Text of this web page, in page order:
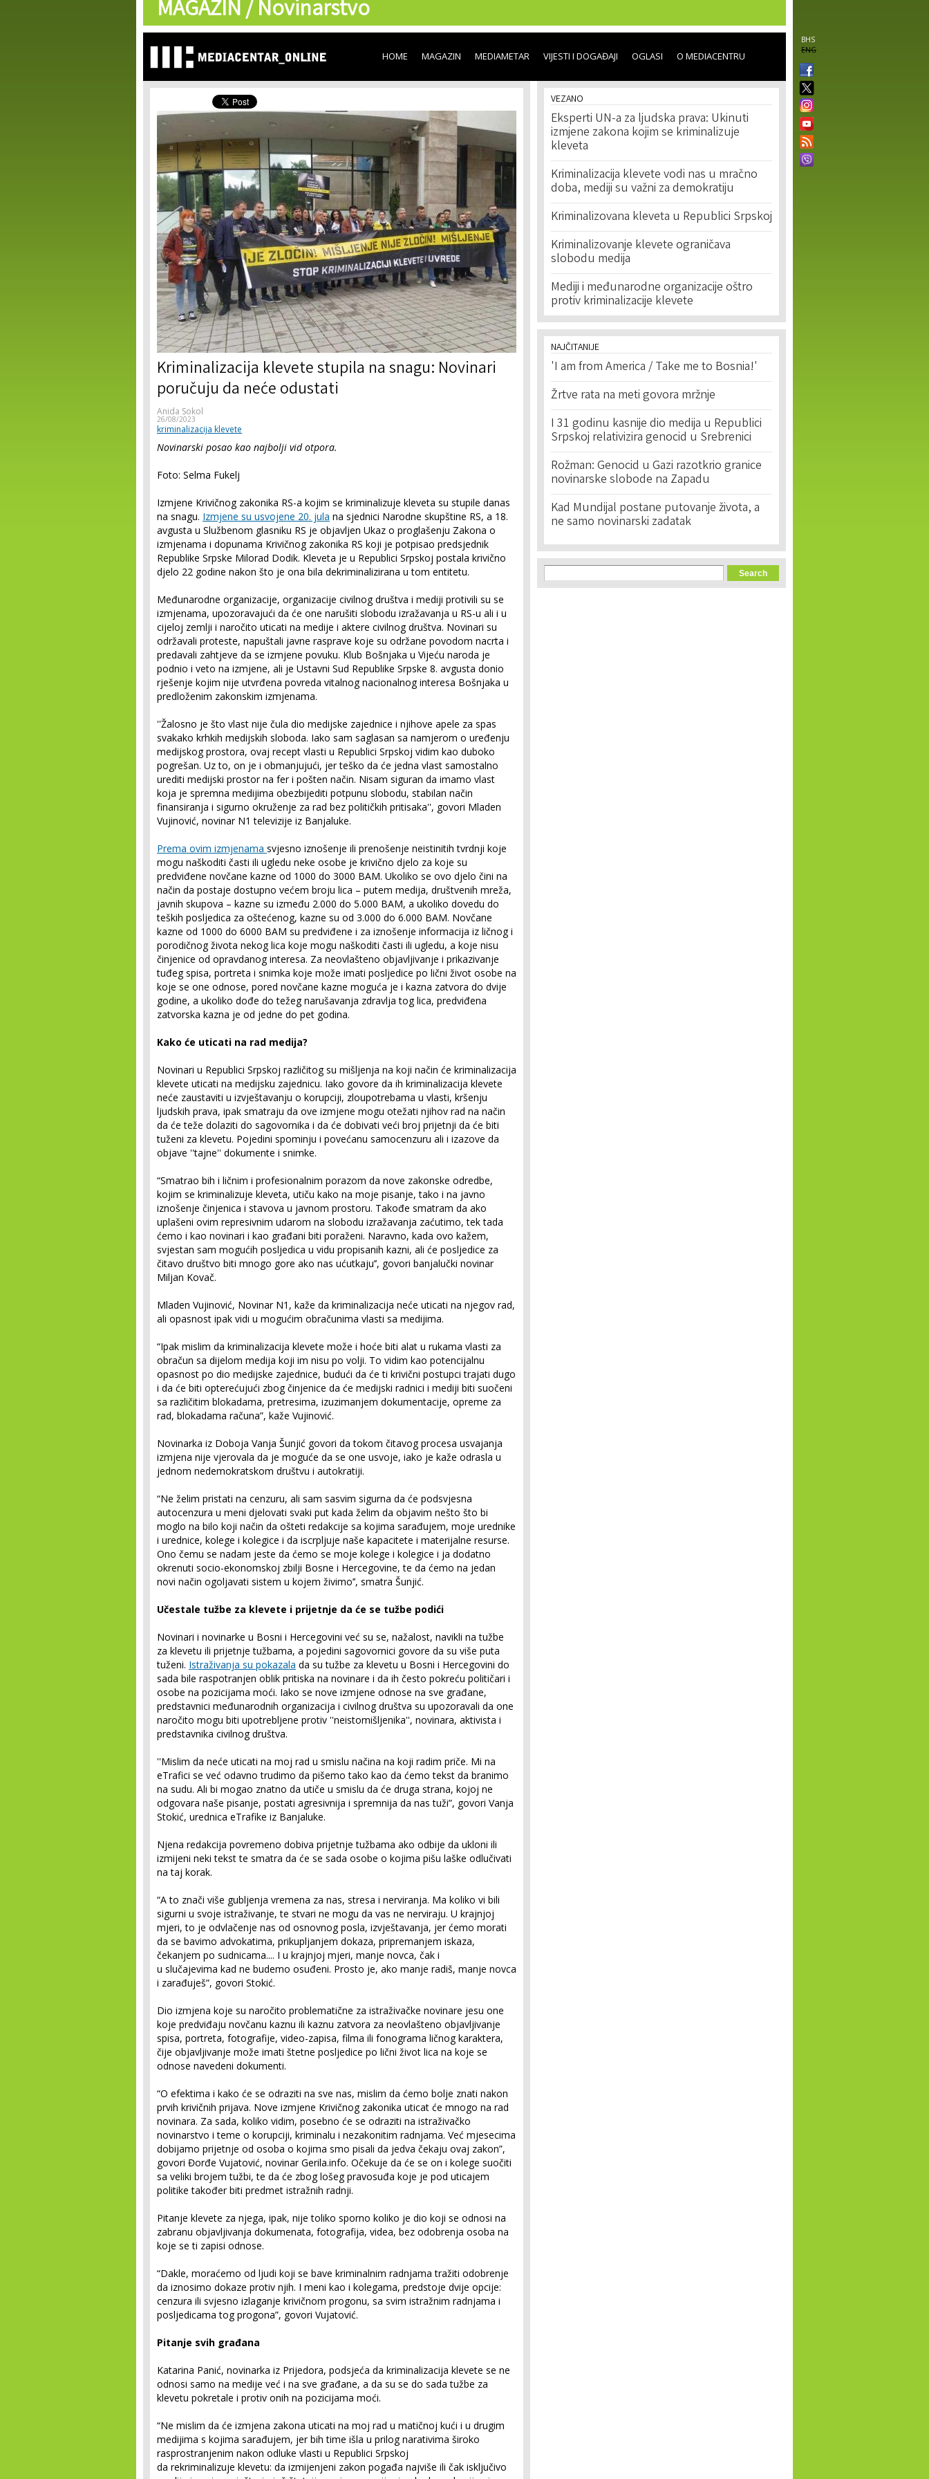
content
MAGAZIN /Novinarstvo
BHS
ENG
HOME MAGAZIN MEDIAMETAR VIJESTI I DOGAĐAJI OGLASI O MEDIACENTRU
Kriminalizacija klevete stupila na snagu: Novinari
poručuju da neće odustati
Anida Sokol
26/08/2023
kriminalizacija klevete
Novinarski posao kao najbolji vid otpora.
Foto: Selma Fukelj
Izmjene Krivičnog zakonika RS-a kojim se kriminalizuje kleveta su stupile danas
na snagu. Izmjene su usvojene 20. jula na sjednici Narodne skupštine RS, a 18.
avgusta u Službenom glasniku RS je objavljen Ukaz o proglašenju Zakona o
izmjenama i dopunama Krivičnog zakonika RS koji je potpisao predsjednik
Republike Srpske Milorad Dodik. Kleveta je u Republici Srpskoj postala krivično
djelo 22 godine nakon što je ona bila dekriminalizirana u tom entitetu.
Međunarodne organizacije, organizacije civilnog društva i mediji protivili su se
izmjenama, upozoravajući da će one narušiti slobodu izražavanja u RS-u ali i u
cijeloj zemlji i naročito uticati na medije i aktere civilnog društva. Novinari su
održavali proteste, napuštali javne rasprave koje su održane povodom nacrta i
predavali zahtjeve da se izmjene povuku. Klub Bošnjaka u Vijeću naroda je
podnio i veto na izmjene, ali je Ustavni Sud Republike Srpske 8. avgusta donio
rješenje kojim nije utvrđena povreda vitalnog nacionalnog interesa Bošnjaka u
predloženim zakonskim izmjenama.
''Žalosno je što vlast nije čula dio medijske zajednice i njihove apele za spas
svakako krhkih medijskih sloboda. Iako sam saglasan sa namjerom o uređenju
medijskog prostora, ovaj recept vlasti u Republici Srpskoj vidim kao duboko
pogrešan. Uz to, on je i obmanjujući, jer teško da će jedna vlast samostalno
urediti medijski prostor na fer i pošten način. Nisam siguran da imamo vlast
koja je spremna medijima obezbijediti potpunu slobodu, stabilan način
finansiranja i sigurno okruženje za rad bez političkih pritisaka'', govori Mladen
Vujinović, novinar N1 televizije iz Banjaluke.
Prema ovim izmjenama svjesno iznošenje ili prenošenje neistinitih tvrdnji koje
mogu naškoditi časti ili ugledu neke osobe je krivično djelo za koje su
predviđene novčane kazne od 1000 do 3000 BAM. Ukoliko se ovo djelo čini na
način da postaje dostupno većem broju lica – putem medija, društvenih mreža,
javnih skupova – kazne su između 2.000 do 5.000 BAM, a ukoliko dovedu do
teških posljedica za oštećenog, kazne su od 3.000 do 6.000 BAM. Novčane
kazne od 1000 do 6000 BAM su predviđene i za iznošenje informacija iz ličnog i
porodičnog života nekog lica koje mogu naškoditi časti ili ugledu, a koje nisu
činjenice od opravdanog interesa. Za neovlašteno objavljivanje i prikazivanje
tuđeg spisa, portreta i snimka koje može imati posljedice po lični život osobe na
koje se one odnose, pored novčane kazne moguća je i kazna zatvora do dvije
godine, a ukoliko dođe do težeg narušavanja zdravlja tog lica, predviđena
zatvorska kazna je od jedne do pet godina.
Kako će uticati na rad medija?
Novinari u Republici Srpskoj različitog su mišljenja na koji način će kriminalizacija
klevete uticati na medijsku zajednicu. Iako govore da ih kriminalizacija klevete
neće zaustaviti u izvještavanju o korupciji, zloupotrebama u vlasti, kršenju
ljudskih prava, ipak smatraju da ove izmjene mogu otežati njihov rad na način
da će teže dolaziti do sagovornika i da će dobivati veći broj prijetnji da će biti
tuženi za klevetu. Pojedini spominju i povećanu samocenzuru ali i izazove da
objave ''tajne'' dokumente i snimke.
“Smatrao bih i ličnim i profesionalnim porazom da nove zakonske odredbe,
kojim se kriminalizuje kleveta, utiču kako na moje pisanje, tako i na javno
iznošenje činjenica i stavova u javnom prostoru. Takođe smatram da ako
uplašeni ovim represivnim udarom na slobodu izražavanja zaćutimo, tek tada
ćemo i kao novinari i kao građani biti poraženi. Naravno, kada ovo kažem,
svjestan sam mogućih posljedica u vidu propisanih kazni, ali će posljedice za
čitavo društvo biti mnogo gore ako nas ućutkaju’’, govori banjalučki novinar
Miljan Kovač.
Mladen Vujinović, Novinar N1, kaže da kriminalizacija neće uticati na njegov rad,
ali opasnost ipak vidi u mogućim obračunima vlasti sa medijima.
“Ipak mislim da kriminalizacija klevete može i hoće biti alat u rukama vlasti za
obračun sa dijelom medija koji im nisu po volji. To vidim kao potencijalnu
opasnost po dio medijske zajednice, budući da će ti krivični postupci trajati dugo
i da će biti opterećujući zbog činjenice da će medijski radnici i mediji biti suočeni
sa različitim blokadama, pretresima, izuzimanjem dokumentacije, opreme za
rad, blokadama računa”, kaže Vujinović.
Novinarka iz Doboja Vanja Šunjić govori da tokom čitavog procesa usvajanja
izmjena nije vjerovala da je moguće da se one usvoje, iako je kaže odrasla u
jednom nedemokratskom društvu i autokratiji.
“Ne želim pristati na cenzuru, ali sam sasvim sigurna da će podsvjesna
autocenzura u meni djelovati svaki put kada želim da objavim nešto što bi
moglo na bilo koji način da ošteti redakcije sa kojima sarađujem, moje urednike
i urednice, kolege i kolegice i da iscrpljuje naše kapacitete i materijalne resurse.
Ono čemu se nadam jeste da ćemo se moje kolege i kolegice i ja dodatno
okrenuti socio-ekonomskoj zbilji Bosne i Hercegovine, te da ćemo na jedan
novi način ogoljavati sistem u kojem živimo’’, smatra Šunjić.
Učestale tužbe za klevete i prijetnje da će se tužbe podići
Novinari i novinarke u Bosni i Hercegovini već su se, nažalost, navikli na tužbe
za klevetu ili prijetnje tužbama, a pojedini sagovornici govore da su više puta
tuženi. Istraživanja su pokazala da su tužbe za klevetu u Bosni i Hercegovini do
sada bile raspotranjen oblik pritiska na novinare i da ih često pokreću političari i
osobe na pozicijama moći. Iako se nove izmjene odnose na sve građane,
predstavnici međunarodnih organizacija i civilnog društva su upozoravali da one
naročito mogu biti upotrebljene protiv ''neistomišljenika'', novinara, aktivista i
predstavnika civilnog društva.
''Mislim da neće uticati na moj rad u smislu načina na koji radim priče. Mi na
eTrafici se već odavno trudimo da pišemo tako kao da ćemo tekst da branimo
na sudu. Ali bi mogao znatno da utiče u smislu da će druga strana, kojoj ne
odgovara naše pisanje, postati agresivnija i spremnija da nas tuži”, govori Vanja
Stokić, urednica eTrafike iz Banjaluke.
Njena redakcija povremeno dobiva prijetnje tužbama ako odbije da ukloni ili
izmijeni neki tekst te smatra da će se sada osobe o kojima pišu laške odlučivati
na taj korak.
“A to znači više gubljenja vremena za nas, stresa i nerviranja. Ma koliko vi bili
sigurni u svoje istraživanje, te stvari ne mogu da vas ne nerviraju. U krajnjoj
mjeri, to je odvlačenje nas od osnovnog posla, izvještavanja, jer ćemo morati
da se bavimo advokatima, prikupljanjem dokaza, pripremanjem iskaza,
čekanjem po sudnicama.... I u krajnjoj mjeri, manje novca, čak i
u slučajevima kad ne budemo osuđeni. Prosto je, ako manje radiš, manje novca
i zarađuješ”, govori Stokić.
Dio izmjena koje su naročito problematične za istraživačke novinare jesu one
koje predviđaju novčanu kaznu ili kaznu zatvora za neovlašteno objavljivanje
spisa, portreta, fotografije, video-zapisa, filma ili fonograma ličnog karaktera,
čije objavljivanje može imati štetne posljedice po lični život lica na koje se
odnose navedeni dokumenti.
“O efektima i kako će se odraziti na sve nas, mislim da ćemo bolje znati nakon
prvih krivičnih prijava. Nove izmjene Krivičnog zakonika uticat će mnogo na rad
novinara. Za sada, koliko vidim, posebno će se odraziti na istraživačko
novinarstvo i teme o korupciji, kriminalu i nezakonitim radnjama. Već mjesecima
dobijamo prijetnje od osoba o kojima smo pisali da jedva čekaju ovaj zakon”,
govori Đorđe Vujatović, novinar Gerila.info. Očekuje da će se on i kolege suočiti
sa veliki brojem tužbi, te da će zbog lošeg pravosuđa koje je pod uticajem
politike također biti predmet istražnih radnji.
Pitanje klevete za njega, ipak, nije toliko sporno koliko je dio koji se odnosi na
zabranu objavljivanja dokumenata, fotografija, videa, bez odobrenja osoba na
koje se ti zapisi odnose.
“Dakle, moraćemo od ljudi koji se bave kriminalnim radnjama tražiti odobrenje
da iznosimo dokaze protiv njih. I meni kao i kolegama, predstoje dvije opcije:
cenzura ili svjesno izlaganje krivičnom progonu, sa svim istražnim radnjama i
posljedicama tog progona”, govori Vujatović.
Pitanje svih građana
Katarina Panić, novinarka iz Prijedora, podsjeća da kriminalizacija klevete se ne
odnosi samo na medije već i na sve građane, a da su se do sada tužbe za
klevetu pokretale i protiv onih na pozicijama moći.
“Ne mislim da će izmjena zakona uticati na moj rad u matičnoj kući i u drugim
medijima s kojima sarađujem, jer bih time išla u prilog narativima široko
rasprostranjenim nakon odluke vlasti u Republici Srpskoj
da rekriminalizuje klevetu: da izmijenjeni zakon pogađa najviše ili čak isključivo
VEZANO
Eksperti UN-a za ljudska prava: Ukinuti
izmjene zakona kojim se kriminalizuje
kleveta
Kriminalizacija klevete vodi nas u mračno
doba, mediji su važni za demokratiju
Kriminalizovana kleveta u Republici Srpskoj
Kriminalizovanje klevete ograničava
slobodu medija
Mediji i međunarodne organizacije oštro
protiv kriminalizacije klevete
NAJČITANIJE
'I am from America / Take me to Bosnia!'
Žrtve rata na meti govora mržnje
I 31 godinu kasnije dio medija u Republici
Srpskoj relativizira genocid u Srebrenici
Rožman: Genocid u Gazi razotkrio granice
novinarske slobode na Zapadu
Kad Mundijal postane putovanje života, a
ne samo novinarski zadatak
Search form
Search